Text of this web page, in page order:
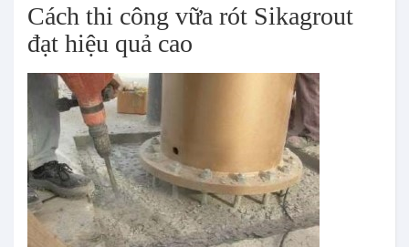
Cách thi công vữa rót Sikagrout
đạt hiệu quả cao